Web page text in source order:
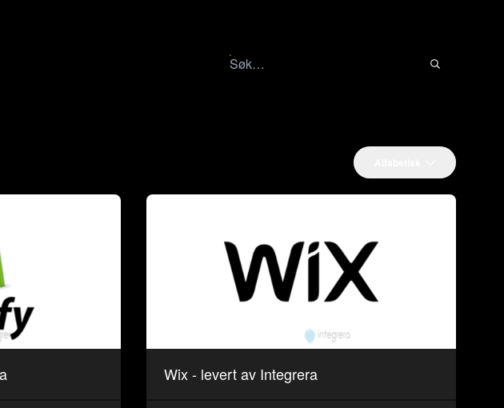
Wix - levert av Integrera